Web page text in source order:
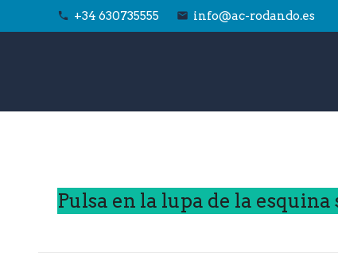
phone +34 630735555 email info@ac-rodando.es
Pulsa en la lupa de la